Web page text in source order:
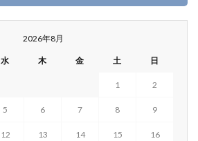
2026年8月
水 木 金 土 日
1 2
5 6 7 8 9
12 13 14 15 16